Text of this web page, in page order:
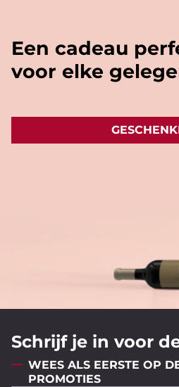
Een cadeau
voor elke
Schrijf je in voor
WEES ALS EERSTE OP
PROMOTIES